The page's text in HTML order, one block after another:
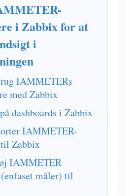
Pro
Energimonitor
elforbrug
i Zabbix for at
i
IAMMETERs
med Zabbix
dashboards i Zabbix
IAMMETER-
Zabbix
IAMMETER
måler) til